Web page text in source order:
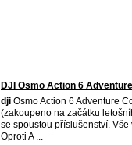
DJI Osmo Action 6
dji Osmo Action 6 Adventure
(zakoupeno na začátku
se spoustou příslušenství.
Oproti A ...